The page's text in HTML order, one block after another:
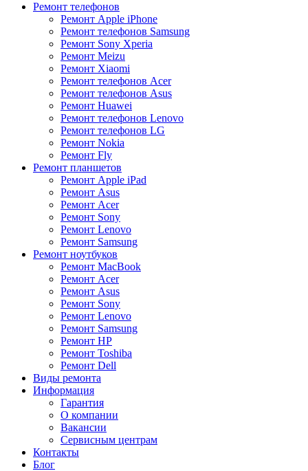
Ремонт телефонов
Ремонт Apple iPhone
Ремонт телефонов Samsung
Ремонт Sony Xperia
Ремонт Meizu
Ремонт Xiaomi
Ремонт телефонов Acer
Ремонт телефонов Asus
Ремонт Huawei
Ремонт телефонов Lenovo
Ремонт телефонов LG
Ремонт Nokia
Ремонт Fly
Ремонт планшетов
Ремонт Apple iPad
Ремонт Asus
Ремонт Acer
Ремонт Sony
Ремонт Lenovo
Ремонт Samsung
Ремонт ноутбуков
Ремонт MacBook
Ремонт Acer
Ремонт Asus
Ремонт Sony
Ремонт Lenovo
Ремонт Samsung
Ремонт HP
Ремонт Toshiba
Ремонт Dell
Виды ремонта
Информация
Гарантия
О компании
Вакансии
Сервисным центрам
Контакты
Блог